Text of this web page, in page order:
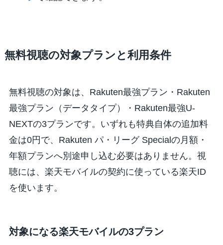
無料視聴の対象プランと利用条件
無料視聴の対象は、Rakuten最強プラン・Rakuten
最強プラン（データタイプ）・Rakuten最強U-
NEXTの3プランです。いずれも特典自体の追加料
金は0円で、Rakuten パ・リーグ Specialの月額・
年額プランへ別途申し込む必要はありません。視
聴には、楽天モバイルの契約に使っている楽天ID
を使います。
対象になる楽天モバイルの3プラン